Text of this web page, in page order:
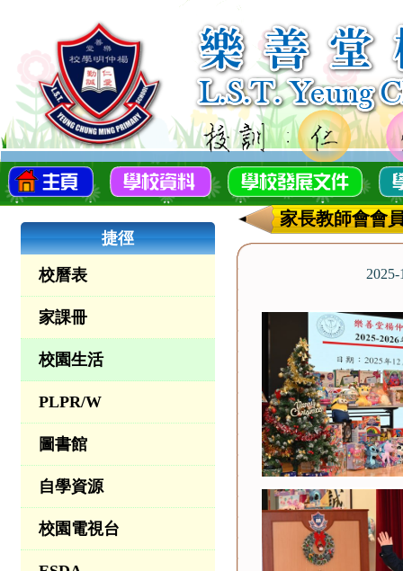
捷徑
校曆表
家課冊
校園生活
PLPR/W
圖書館
自學資源
校園電視台
家長教師會會